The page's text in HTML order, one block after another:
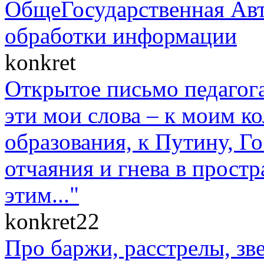
ОбщеГосударственная
обработки информации
konkret
Открытое письмо
эти мои слова – к моим
образования, к Путину,
отчаяния и гнева в
этим..."
konkret22
Про баржи, расстрелы,